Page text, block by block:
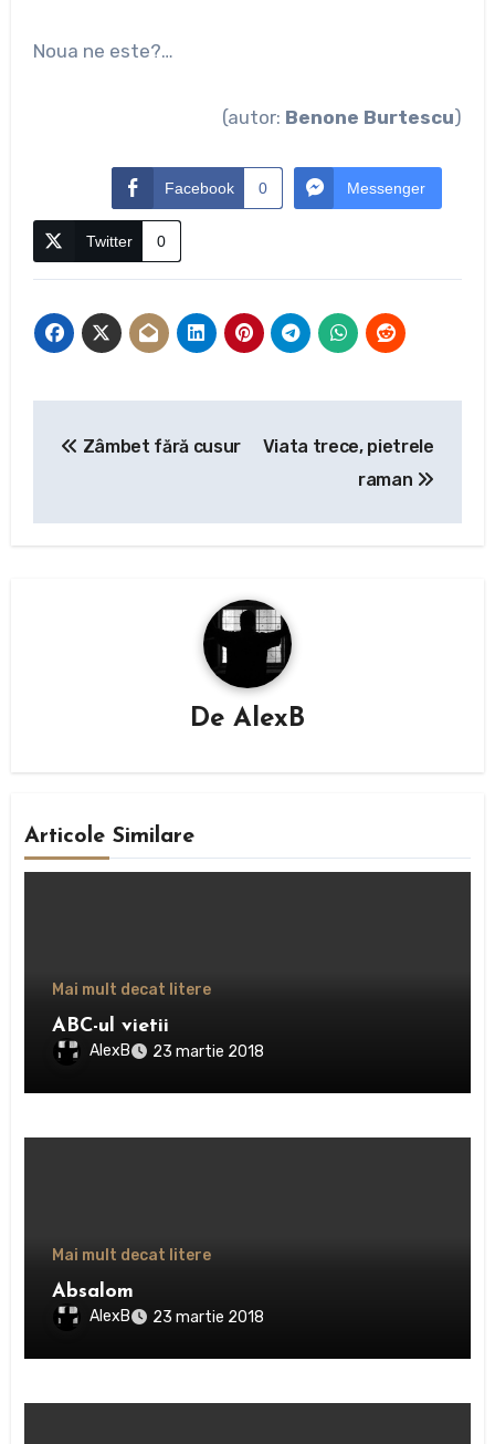
Noua ne este?…
(autor: Benone Burtescu)
Facebook 0 Messenger
Twitter 0
Zâmbet fără cusur
Viata trece, pietrele
raman
De AlexB
Articole Similare
Mai mult decat litere
ABC-ul vietii
AlexB 23 martie 2018
Mai mult decat litere
Absalom
AlexB 23 martie 2018